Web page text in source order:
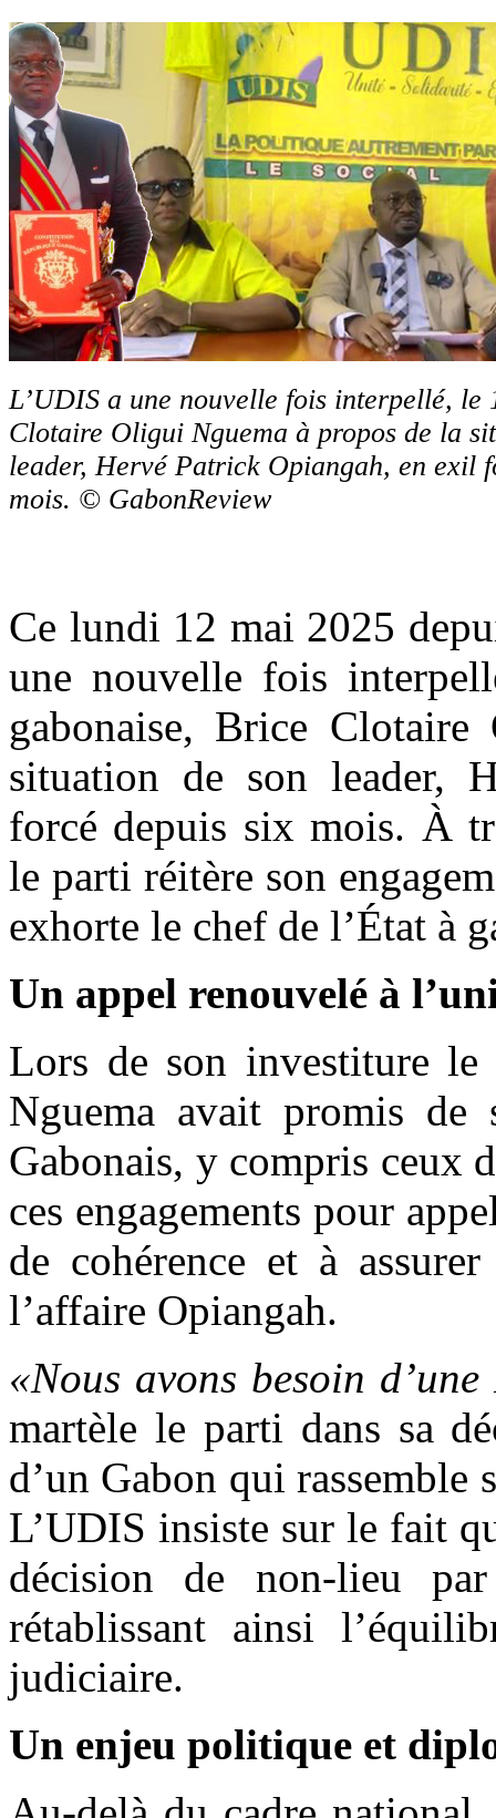
L’UDIS a une nouvelle fois interpellé, le
Clotaire Oligui Nguema à propos de la
leader, Hervé Patrick Opiangah, en exil
mois. © GabonReview
Ce lundi 12 mai 2025
une nouvelle fois
gabonaise, Brice
situation de son leader,
forcé depuis six mois. À
le parti réitère son
exhorte le chef de l’État à
Un appel renouvelé à
Lors de son investiture
Nguema avait promis
Gabonais, y compris ceux
ces engagements pour
de cohérence et à
l’affaire Opiangah.
«Nous avons besoin
martèle le parti dans sa
d’un Gabon qui rassemble
L’UDIS insiste sur le fait
décision de non-lieu
rétablissant ainsi
judiciaire.
Un enjeu politique et